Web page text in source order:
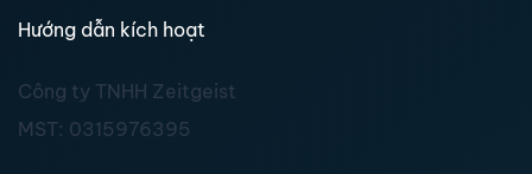
Hướng dẫn kích hoạt
Công ty TNHH Zeitgeist
MST: 0315976395